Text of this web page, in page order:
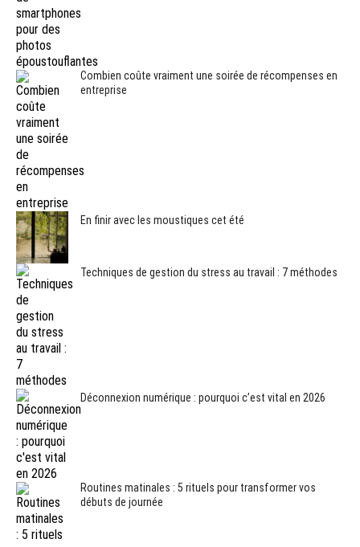
Combien coûte vraiment une soirée de récompenses en
entreprise
En finir avec les moustiques cet été
Techniques de gestion du stress au travail : 7 méthodes
Déconnexion numérique : pourquoi c’est vital en 2026
Routines matinales : 5 rituels pour transformer vos
débuts de journée